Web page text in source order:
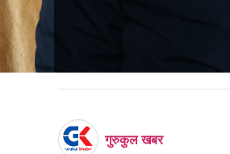
गुरुकुल खबर